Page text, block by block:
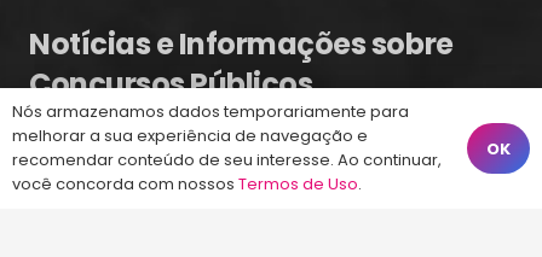
Notícias e Informações sobre
Concursos Públicos
Concurso CAU SC 2026 – Banca Quadrix
Ontem às 16:09
Nós armazenamos dados temporariamente para
melhorar a sua experiência de navegação e
recomendar conteúdo de seu interesse. Ao continuar,
você concorda com nossos Termos de Uso.
OK